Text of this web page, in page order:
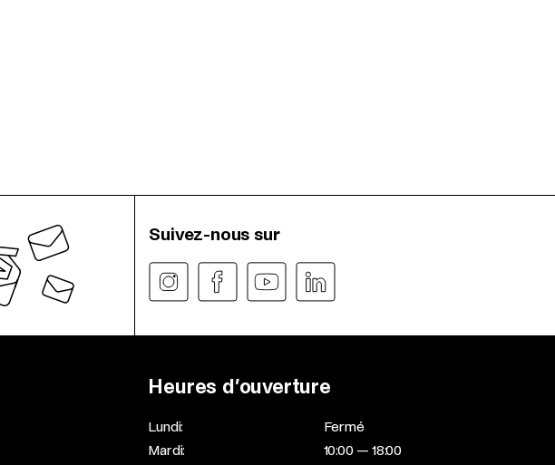
Suivez-nous sur
Heures d’ouverture
Lundi:
Fermé
Mardi:
10:00 — 18:00